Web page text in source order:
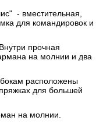
- вместительная,
для командировок и
прочная
на молнии и два
расположены
для большей
на молнии.